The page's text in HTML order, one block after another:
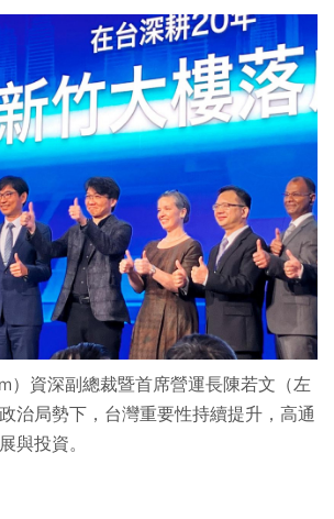
）資深副總裁暨首席營運長陳若文（左
治局勢下，台灣重要性持續提升，高通
與投資。